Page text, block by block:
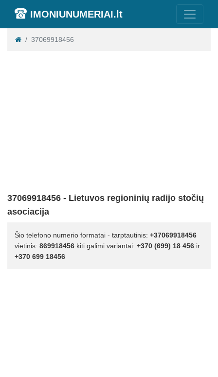
IMONIUNUMERIAI.lt
37069918456
37069918456 - Lietuvos regioninių radijo stočių
asociacija
Šio telefono numerio formatai - tarptautinis: +37069918456
vietinis: 869918456 kiti galimi variantai: +370 (699) 18 456 ir
+370 699 18456